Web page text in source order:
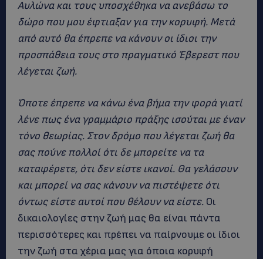
Αυλώνα και τους υποσχέθηκα να ανεβάσω το
δώρο που μου έφτιαξαν για την κορυφή. Μετά
από αυτό θα έπρεπε να κάνουν οι ίδιοι την
προσπάθεια τους στο πραγματικό Έβερεστ που
λέγεται ζωή.
Όποτε έπρεπε να κάνω ένα βήμα την φορά γιατί
λένε πως ένα γραμμάριο πράξης ισούται με έναν
τόνο θεωρίας. Στον δρόμο που λέγεται ζωή θα
σας πούνε πολλοί ότι δε μπορείτε να τα
καταφέρετε, ότι δεν είστε ικανοί. Θα γελάσουν
και μπορεί να σας κάνουν να πιστέψετε ότι
όντως είστε αυτοί που θέλουν να είστε. Οι
δικαιολογίες στην ζωή μας θα είναι πάντα
περισσότερες και πρέπει να παίρνουμε οι ίδιοι
την ζωή στα χέρια μας για όποια κορυφή